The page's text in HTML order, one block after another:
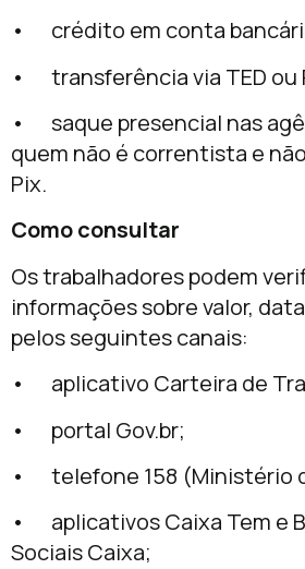
• crédito em conta
• transferência via TED ou
• saque presencial nas
quem não é correntista e
Pix.
Como consultar
Os trabalhadores podem
informações sobre valor,
pelos seguintes canais:
• aplicativo Carteira de
• portal Gov.br;
• telefone 158 (Ministério
• aplicativos Caixa Tem e
Sociais Caixa;